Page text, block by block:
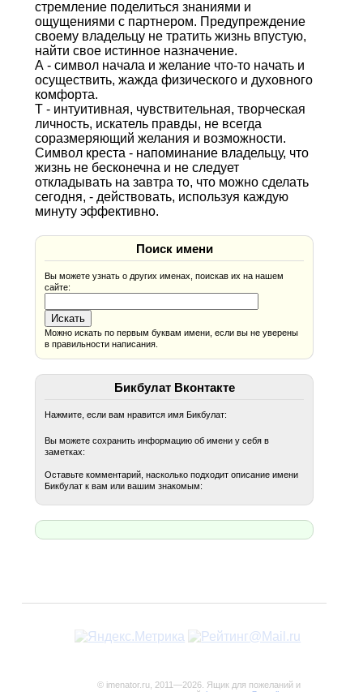
стремление поделиться знаниями и
ощущениями с партнером. Предупреждение
своему владельцу не тратить жизнь впустую,
найти свое истинное назначение.
А - символ начала и желание что-то начать и
осуществить, жажда физического и духовного
комфорта.
Т - интуитивная, чувствительная, творческая
личность, искатель правды, не всегда
соразмеряющий желания и возможности.
Символ креста - напоминание владельцу, что
жизнь не бесконечна и не следует
откладывать на завтра то, что можно сделать
сегодня, - действовать, используя каждую
минуту эффективно.
Поиск имени
Вы можете узнать о других именах, поискав их на нашем
сайте:
Можно искать по первым буквам имени, если вы не уверены
в правильности написания.
Бикбулат Вконтакте
Нажмите, если вам нравится имя Бикбулат:
Вы можете сохранить информацию об имени у себя в
заметках:
Оставьте комментарий, насколько подходит описание имени
Бикбулат к вам или вашим знакомым:
© imenator.ru, 2011—2026. Ящик для пожеланий и